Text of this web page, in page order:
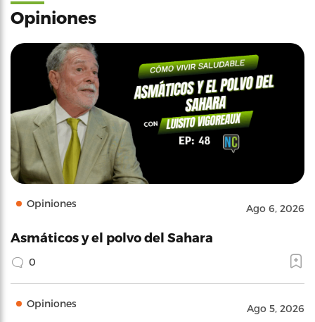
Opiniones
Opiniones Ago 6, 2026
Asmáticos y el polvo del Sahara
0
Opiniones Ago 5, 2026